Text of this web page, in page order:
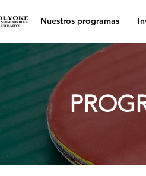
Nuestros programas